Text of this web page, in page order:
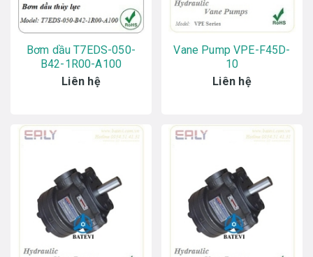
Bơm dầu T7EDS-050-
B42-1R00-A100
Liên hệ
Vane Pump VPE-F45D-
10
Liên hệ